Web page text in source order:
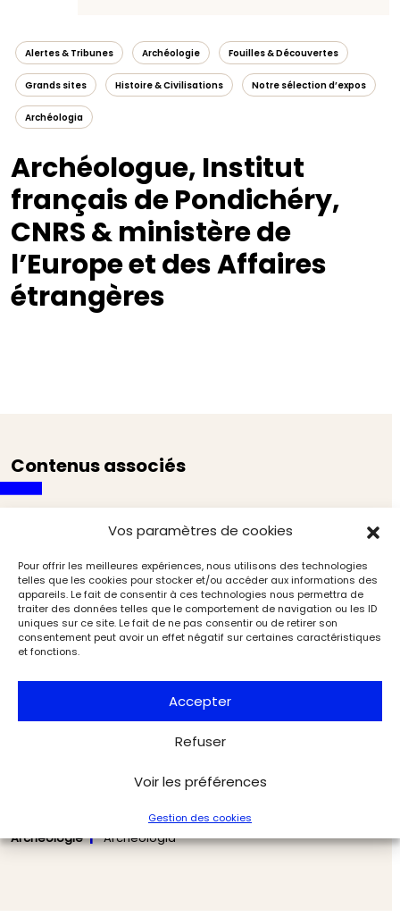
Vos paramètres de cookies
Pour offrir les meilleures expériences, nous utilisons des technologies
telles que les cookies pour stocker et/ou accéder aux informations des
appareils. Le fait de consentir à ces technologies nous permettra de
traiter des données telles que le comportement de navigation ou les ID
uniques sur ce site. Le fait de ne pas consentir ou de retirer son
consentement peut avoir un effet négatif sur certaines caractéristiques
et fonctions.
Accepter
Refuser
Voir les préférences
Gestion des cookies
Alertes & Tribunes Archéologie Fouilles & Découvertes
Grands sites Histoire & Civilisations Notre sélection d’expos
Archéologia
Archéologue, Institut
français de Pondichéry,
CNRS & ministère de
l’Europe et des Affaires
étrangères
Contenus associés
contexte environnemental de Lucy et des siens
Archéologie Archéologia